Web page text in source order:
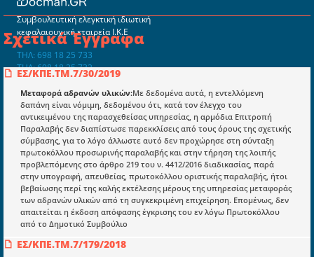
Σχετικά Έγγραφα
ΕΣ/ΚΠΕ.ΤΜ.7/30/2019
Μεταφορά αδρανών υλικών:Με δεδομένα αυτά, η εντελλόμενη
δαπάνη είναι νόμιμη, δεδομένου ότι, κατά τον έλεγχο του
αντικειμένου της παρασχεθείσας υπηρεσίας, η αρμόδια Επιτροπή
Παραλαβής δεν διαπίστωσε παρεκκλίσεις από τους όρους της σχετικής
σύμβασης, για το λόγο άλλωστε αυτό δεν προχώρησε στη σύνταξη
πρωτοκόλλου προσωρινής παραλαβής και στην τήρηση της λοιπής
προβλεπόμενης στο άρθρο 219 του ν. 4412/2016 διαδικασίας, παρά
στην υπογραφή, απευθείας, πρωτοκόλλου οριστικής παραλαβής, ήτοι
βεβαίωσης περί της καλής εκτέλεσης μέρους της υπηρεσίας μεταφοράς
των αδρανών υλικών από τη συγκεκριμένη επιχείρηση. Επομένως, δεν
απαιτείται η έκδοση απόφασης έγκρισης του εν λόγω Πρωτοκόλλου
από το Δημοτικό Συμβούλιο
ΕΣ/ΚΠΕ.ΤΜ.7/179/2018
Συμβουλευτική ελεγκτική ιδιωτική
κεφαλαιουχική εταιρεία Ι.Κ.Ε
ΤΗΛ: 698 18 25 733
ΤΗΛ: 698 18 25 732
mydocmangr@gmail.com
Docman.gr
Ποιοί είμαστε;
Μια πολυετής εθελοντική προσπάθεια που
μετατράπηκε σε επιχειρηματική οντότητα και φιλοδοξεί να συμβάλλει
στην διάδοση της γνώσης.